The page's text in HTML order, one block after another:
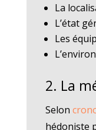
La
L’état
Les
2. La
Selon
hédoniste